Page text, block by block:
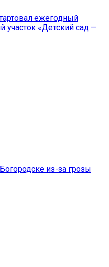
ежегодный
участок «Детский сад —
из-за грозы